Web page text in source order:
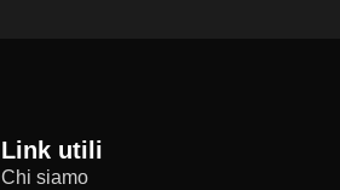
Link utili
Chi siamo